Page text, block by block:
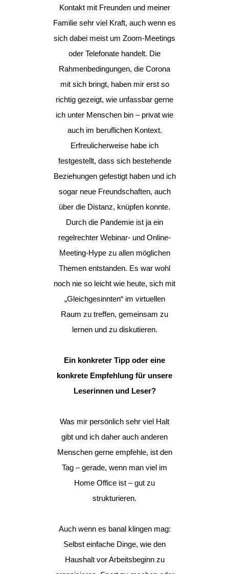
Kontakt mit Freunden und meiner
Familie sehr viel Kraft, auch wenn es
sich dabei meist um Zoom-Meetings
oder Telefonate handelt. Die
Rahmenbedingungen, die Corona
mit sich bringt, haben mir erst so
richtig gezeigt, wie unfassbar gerne
ich unter Menschen bin – privat wie
auch im beruflichen Kontext.
Erfreulicherweise habe ich
festgestellt, dass sich bestehende
Beziehungen gefestigt haben und ich
sogar neue Freundschaften, auch
über die Distanz, knüpfen konnte.
Durch die Pandemie ist ja ein
regelrechter Webinar- und Online-
Meeting-Hype zu allen möglichen
Themen entstanden. Es war wohl
noch nie so leicht wie heute, sich mit
„Gleichgesinnten“ im virtuellen
Raum zu treffen, gemeinsam zu
lernen und zu diskutieren.
Ein konkreter Tipp oder eine
konkrete Empfehlung für unsere
Leserinnen und Leser?
Was mir persönlich sehr viel Halt
gibt und ich daher auch anderen
Menschen gerne empfehle, ist den
Tag – gerade, wenn man viel im
Home Office ist – gut zu
strukturieren.
Auch wenn es banal klingen mag:
Selbst einfache Dinge, wie den
Haushalt vor Arbeitsbeginn zu